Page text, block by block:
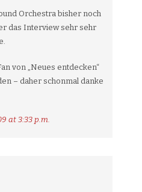
Orchestra bisher noch
das Interview sehr sehr
von „Neues entdecken“
– daher schonmal danke
at 3:33 p.m.